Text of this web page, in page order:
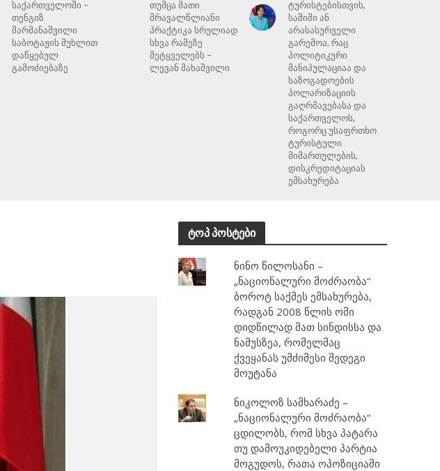
საქართველოში –
თენგიზ
შარმანაშვილი
საბოტაჟის მუხლით
დაწყებულ
გამოძიებაზე
თუმცა მათი
მრავალწლიანი
პრაქტიკა სრულიად
სხვა რამეზე
მეტყველებს –
ლევან მახაშვილი
ტურისტებისთვის,
საშიში ან
არასასურველი
გარემოა, რაც
პოლიტიკური
მანიპულაციაა და
საზოგადოების
პოლარიზაციის
გაღრმავებასა და
საქართველოს,
როგორც უსაფრთხო
ტურისტული
მიმართულების,
დისკრედიტაციას
ემსახურება
ტოპ პოსტები
ნინო წილოსანი –
„ნაციონალური მოძრაობა“
ბოროტ საქმეს ემსახურება,
რადგან 2008 წლის ომი
დიდწილად მათ სინდისსა და
ნამუსზეა, რომელმაც
ქვეყანას უმძიმესი შედეგი
მოუტანა
ნიკოლოზ სამხარაძე –
„ნაციონალური მოძრაობა“
ცდილობს, რომ სხვა პატარა
თუ დამოუკიდებელი პარტია
მოგუდოს, რათა ოპოზიციაში